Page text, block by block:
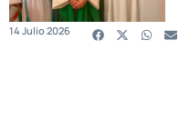
14 Julio 2026